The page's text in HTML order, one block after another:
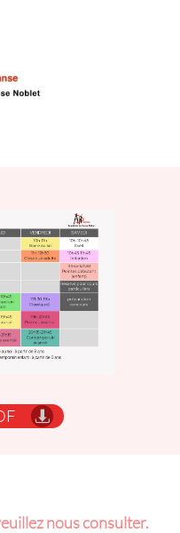

nous consulter.